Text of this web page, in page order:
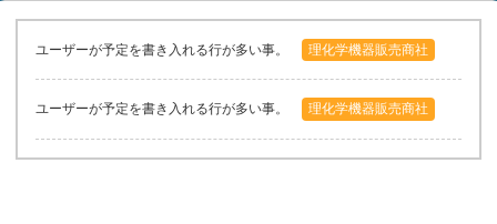
ユーザーが予定を書き入れる行が多い事。 理化学機器販売商社
ユーザーが予定を書き入れる行が多い事。 理化学機器販売商社